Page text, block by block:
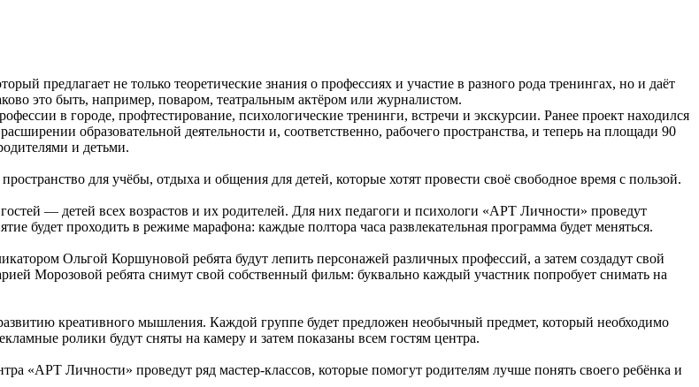
предлагает не только теоретические знания о профессиях и участие в разного рода тренингах, но и даёт
это быть, например, поваром, театральным актёром или журналистом.
в городе, профтестирование, психологические тренинги, встречи и экскурсии. Ранее проект находился
образовательной деятельности и, соответственно, рабочего пространства, и теперь на площади 90
и детьми.
для учёбы, отдыха и общения для детей, которые хотят провести своё свободное время с пользой.
— детей всех возрастов и их родителей. Для них педагоги и психологи «АРТ Личности» проведут
будет проходить в режиме марафона: каждые полтора часа развлекательная программа будет меняться.
Ольгой Коршуновой ребята будут лепить персонажей различных профессий, а затем создадут свой
Морозовой ребята снимут свой собственный фильм: буквально каждый участник попробует снимать на
креативного мышления. Каждой группе будет предложен необычный предмет, который необходимо
ролики будут сняты на камеру и затем показаны всем гостям центра.
«АРТ Личности» проведут ряд мастер-классов, которые помогут родителям лучше понять своего ребёнка и